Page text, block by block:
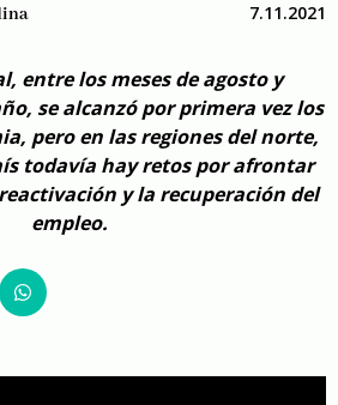
7.11.2021
entre los meses de agosto y
se alcanzó por primera vez los
pero en las regiones del norte,
todavía hay retos por afrontar
y la recuperación del
empleo.